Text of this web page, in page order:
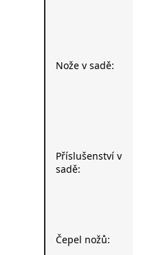
Nože v sadě:
Příslušenství v
sadě:
Čepel nožů: